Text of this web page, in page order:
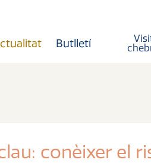
Butlletí
conèixer el